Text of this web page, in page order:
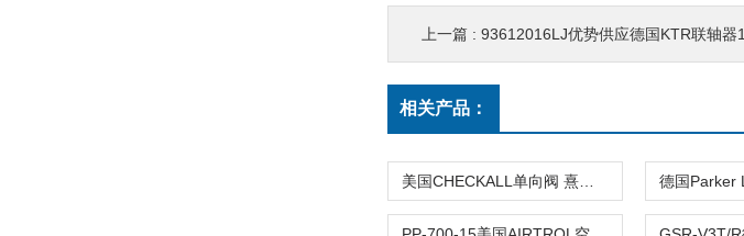
上一篇 : 93612016LJ优势供应德国KTR联轴器1
相关产品：